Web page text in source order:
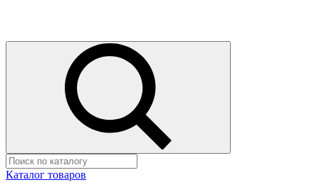
Каталог товаров